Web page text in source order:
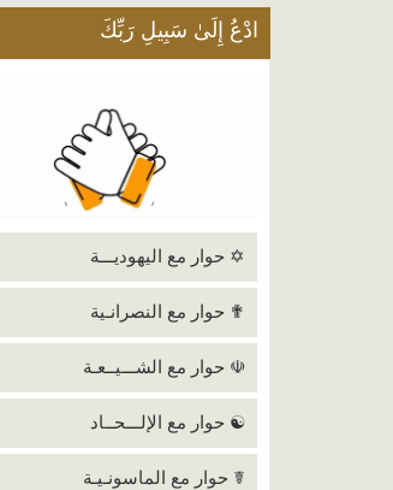
ادْعُ إِلَىٰ سَبِيلِ رَبِّكَ
✡ حوار مع اليهوديـــة
✟ حوار مع النصرانـية
☫ حوار مع الشـــيــعـة
☯ حوار مع الإلـــحــاد
☤ حوار مع الماسونـيـة